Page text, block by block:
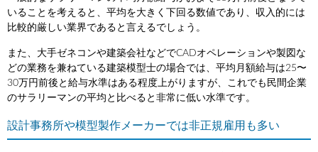
いることを考えると、平均を大きく下回る数値であり、収入的には
比較的厳しい業界であると言えるでしょう。
また、大手ゼネコンや建築会社などでCADオペレーションや製図な
どの業務を兼ねている建築模型士の場合では、平均月額給与は25〜
30万円前後と給与水準はある程度上がりますが、これでも民間企業
のサラリーマンの平均と比べると非常に低い水準です。
設計事務所や模型製作メーカーでは非正規雇用も多い